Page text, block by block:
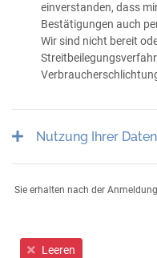
einverstanden, dass
Bestätigungen auch
Wir sind nicht bereit
Nutzung Ihrer
Sie erhalten nach der
Leeren